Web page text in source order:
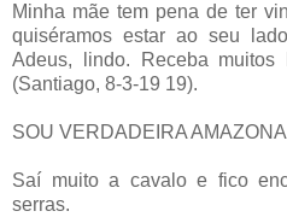
Minha mãe tem pena de ter
quiséramos estar ao seu
Adeus, lindo. Receba
(Santiago, 8-3-19 19).
SOU VERDADEIRA AMAZONA
Saí muito a cavalo e fico
serras.